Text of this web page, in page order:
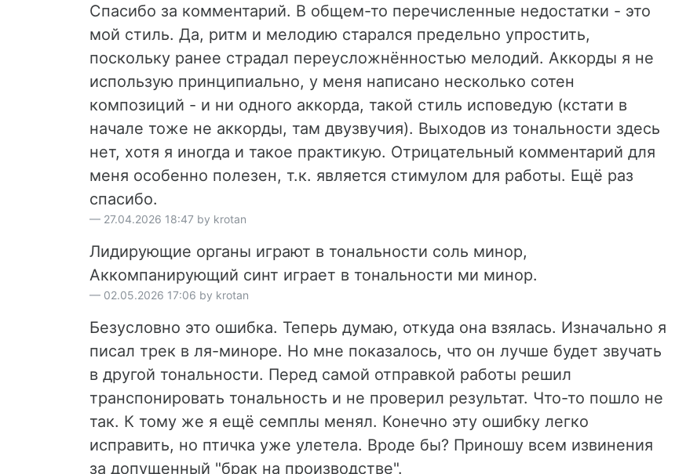
Спасибо за комментарий. В общем-то перечисленные недостатки - это
мой стиль. Да, ритм и мелодию старался предельно упростить,
поскольку ранее страдал переусложнённостью мелодий. Аккорды я не
использую принципиально, у меня написано несколько сотен
композиций - и ни одного аккорда, такой стиль исповедую (кстати в
начале тоже не аккорды, там двузвучия). Выходов из тональности здесь
нет, хотя я иногда и такое практикую. Отрицательный комментарий для
меня особенно полезен, т.к. является стимулом для работы. Ещё раз
спасибо.
27.04.2026 18:47 by krotan
Лидирующие органы играют в тональности соль минор,
Аккомпанирующий синт играет в тональности ми минор.
02.05.2026 17:06 by krotan
Безусловно это ошибка. Теперь думаю, откуда она взялась. Изначально я
писал трек в ля-миноре. Но мне показалось, что он лучше будет звучать
в другой тональности. Перед самой отправкой работы решил
транспонировать тональность и не проверил результат. Что-то пошло не
так. К тому же я ещё семплы менял. Конечно эту ошибку легко
исправить, но птичка уже улетела. Вроде бы? Приношу всем извинения
за допущенный "брак на производстве".